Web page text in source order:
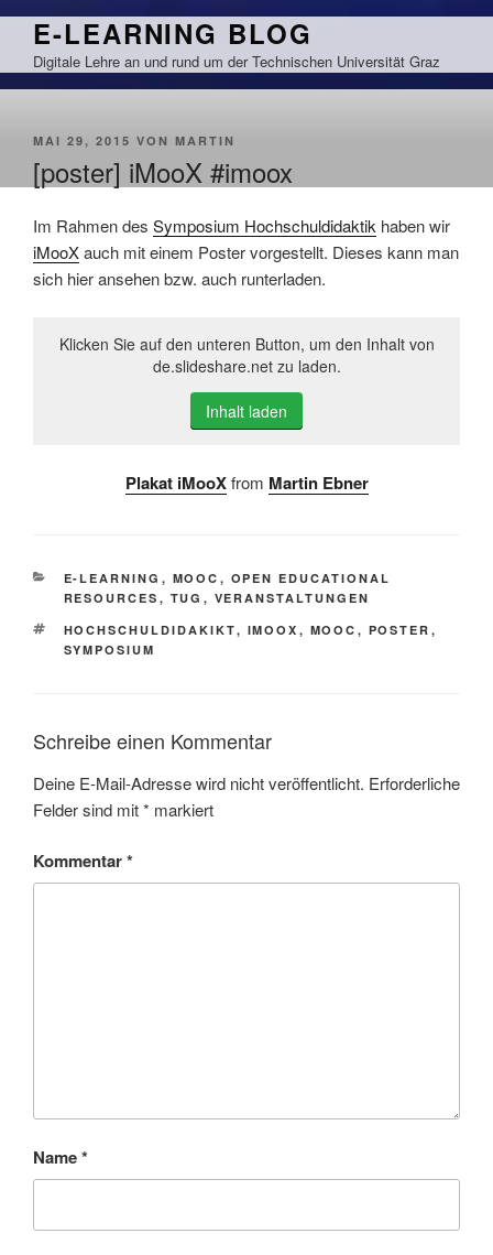
Zum
springen
E-LEARNING BLOG
Digitale Lehre an und rund um der Technischen Universität Graz
VERÖFFENTLICHT
MAI 29, 2015 VON MARTIN
[poster] iMooX #imoox
Im Rahmen des Symposium Hochschuldidaktik haben wir
iMooXauch mit einem Poster vorgestellt. Dieses kann man
sich hier ansehen bzw. auch runterladen.
Klicken Sie auf den unteren Button, um den Inhalt von
de.slideshare.net zu laden.
Inhalt laden
Plakat iMooX from Martin Ebner
KATEGORIEN
E-LEARNING , MOOC , OPEN EDUCATIONAL
RESOURCES , TUG , VERANSTALTUNGEN
SCHLAGWÖRTER
HOCHSCHULDIDAKIKT, IMOOX , MOOC , POSTER ,
SYMPOSIUM
Schreibe einen Kommentar
Deine E-Mail-Adresse wird nicht veröffentlicht. Erforderliche
Felder sind mit* markiert
Kommentar*
Name*